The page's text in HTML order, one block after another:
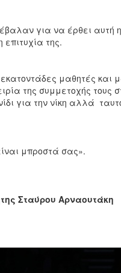
για να έρθει αυτή
της.
μαθητές και
της συμμετοχής τους
για την νίκη αλλά
μπροστά σας».
Σταύρου Αρναουτάκη